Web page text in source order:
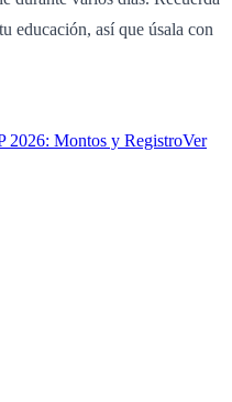
educación, así que úsala con
2026: Montos y RegistroVer